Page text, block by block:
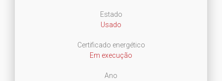
Estado
Usado
Certificado energético
Em execução
Ano